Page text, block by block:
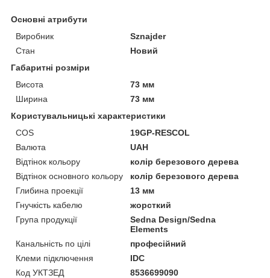
Основні атрибути
Виробник
Sznajder
Стан
Новий
Габаритні розміри
Висота
73 мм
Ширина
73 мм
Користувальницькі характеристики
COS
19GP-RESCOL
Валюта
UAH
Відтінок кольору
колір березового дерева
Відтінок основного кольору
колір березового дерева
Глибина проекції
13 мм
Гнучкість кабелю
жорсткий
Група продукції
Sedna Design/Sedna
Elements
Канальність по цілі
професійний
Клеми підключення
IDC
Код УКТЗЕД
8536699090